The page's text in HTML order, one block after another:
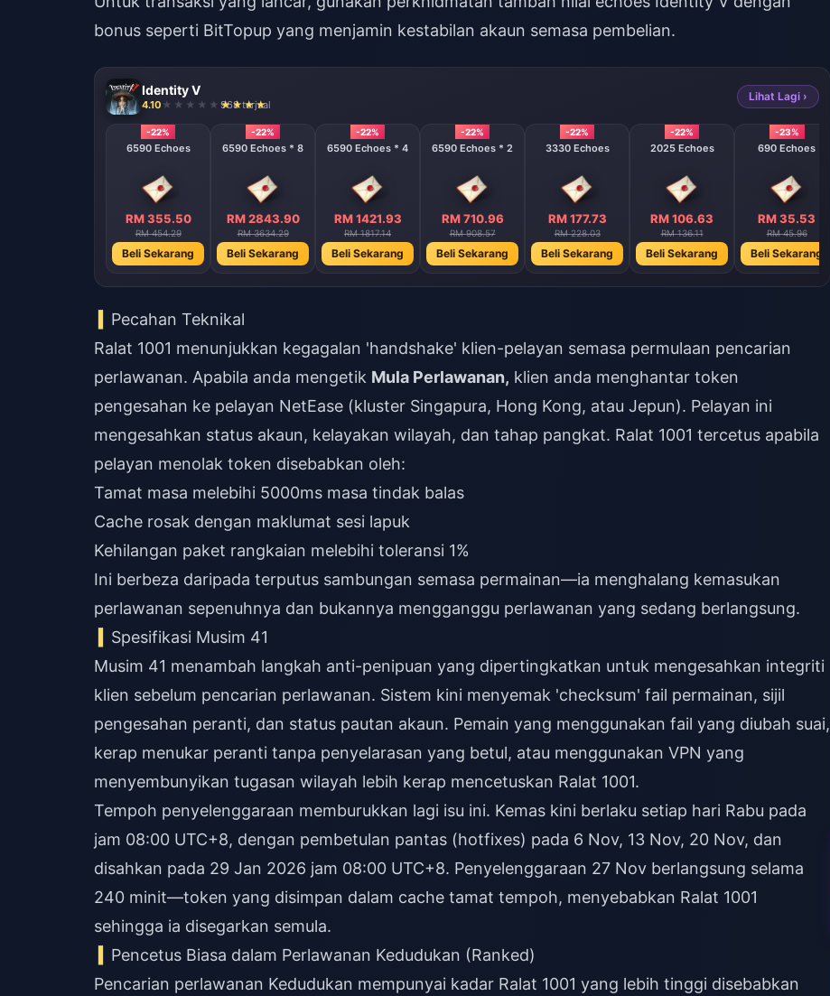
bonus seperti BitTopup yang menjamin kestabilan akaun semasa pembelian.
Identity V
4.10 968 terjual
Lihat Lagi ›
-22%
6590 Echoes
RM 355.50
RM 454.29
Beli Sekarang
-22%
6590 Echoes * 8
RM 2843.90
RM 3634.29
Beli Sekarang
-22%
6590 Echoes * 4
RM 1421.93
RM 1817.14
Beli Sekarang
-22%
6590 Echoes * 2
RM 710.96
RM 908.57
Beli Sekarang
-22%
3330 Echoes
RM 177.73
RM 228.03
Beli Sekarang
-22%
2025 Echoes
RM 106.63
RM 136.11
Beli Sekarang
-23%
690 Echoes
RM 35.53
RM 45.96
Beli Sekarang
Pecahan Teknikal
Ralat 1001 menunjukkan kegagalan 'handshake' klien-pelayan semasa permulaan pencarian
perlawanan. Apabila anda mengetik Mula Perlawanan, klien anda menghantar token
pengesahan ke pelayan NetEase (kluster Singapura, Hong Kong, atau Jepun). Pelayan ini
mengesahkan status akaun, kelayakan wilayah, dan tahap pangkat. Ralat 1001 tercetus apabila
pelayan menolak token disebabkan oleh:
Tamat masa melebihi 5000ms masa tindak balas
Cache rosak dengan maklumat sesi lapuk
Kehilangan paket rangkaian melebihi toleransi 1%
Ini berbeza daripada terputus sambungan semasa permainan—ia menghalang kemasukan
perlawanan sepenuhnya dan bukannya mengganggu perlawanan yang sedang berlangsung.
Spesifikasi Musim 41
Musim 41 menambah langkah anti-penipuan yang dipertingkatkan untuk mengesahkan integriti
klien sebelum pencarian perlawanan. Sistem kini menyemak 'checksum' fail permainan, sijil
pengesahan peranti, dan status pautan akaun. Pemain yang menggunakan fail yang diubah suai,
kerap menukar peranti tanpa penyelarasan yang betul, atau menggunakan VPN yang
menyembunyikan tugasan wilayah lebih kerap mencetuskan Ralat 1001.
Tempoh penyelenggaraan memburukkan lagi isu ini. Kemas kini berlaku setiap hari Rabu pada
jam 08:00 UTC+8, dengan pembetulan pantas (hotfixes) pada 6 Nov, 13 Nov, 20 Nov, dan
disahkan pada 29 Jan 2026 jam 08:00 UTC+8. Penyelenggaraan 27 Nov berlangsung selama
240 minit—token yang disimpan dalam cache tamat tempoh, menyebabkan Ralat 1001
sehingga ia disegarkan semula.
Pencetus Biasa dalam Perlawanan Kedudukan (Ranked)
Pencarian perlawanan Kedudukan mempunyai kadar Ralat 1001 yang lebih tinggi disebabkan